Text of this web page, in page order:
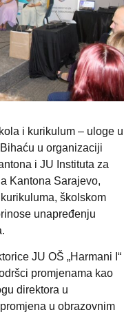
i kurikulum – uloge u
u organizaciji
i JU Instituta za
Kantona Sarajevo,
školskom
unapređenju
JU OŠ „Harmani I“
promjenama kao
direktora u
u obrazovnim